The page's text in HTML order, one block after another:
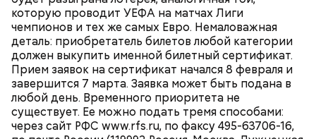
которую проводит УЕФА на матчах Лиги
чемпионов и тех же самых Евро. Немаловажная
деталь: приобретатель билетов любой категории
должен выкупить именной билетный сертификат.
Прием заявок на сертификат начался 8 февраля и
завершится 7 марта. Заявка может быть подана в
любой день. Временного приоритета не
существует. Ее можно подать тремя способами:
через сайт РФС www.rfs.ru, по факсу 495-63706-16,